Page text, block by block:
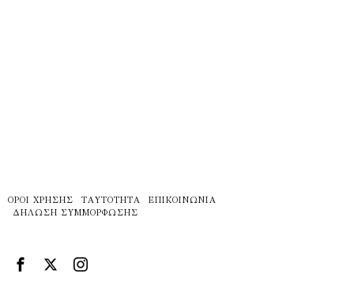
ΌΡΟΙ ΧΡΉΣΗΣ ΤΑΥΤΌΤΗΤΑ
ΕΠΙΚΟΙΝΩΝΊΑ
ΔΉΛΩΣΗ ΣΥΜΜΌΡΦΩΣΗΣ